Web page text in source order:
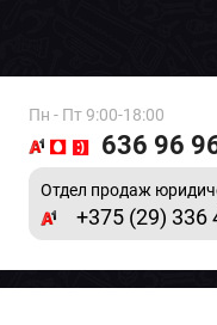
Пн - Пт 9:00-18:00
636 96
Отдел продаж
+375 (29) 336